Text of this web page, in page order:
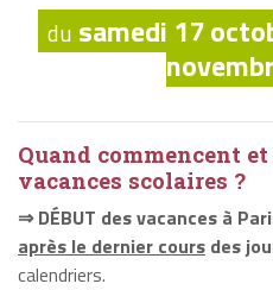
du samedi 17
Quand commencent
vacances scolaires ?
⇒ DÉBUT des vacances à
après le dernier cours des
calendriers.